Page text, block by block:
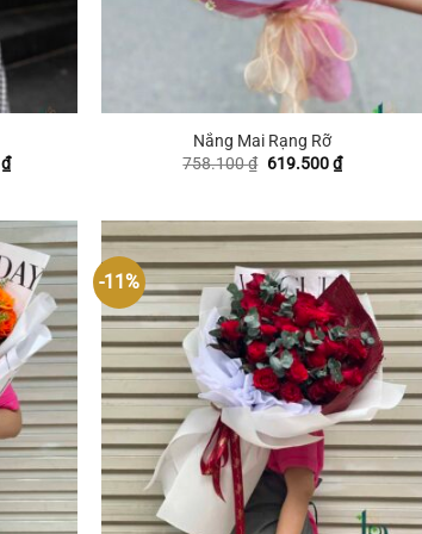
₫Giá
1.033.200 ₫.
Nắng Mai Rạng Rỡ
758.100₫ Giá
619.500₫Giá
619.500 ₫.
-11%
+